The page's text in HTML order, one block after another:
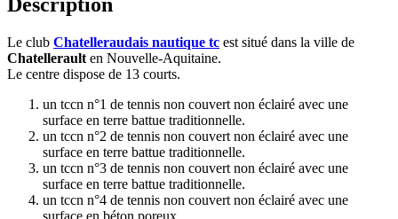
Le club Chatelleraudais nautique tc est situé dans la ville de
Chatellerault en Nouvelle-Aquitaine.
Le centre dispose de 13 courts.
un tccn n°1 de tennis non couvert non éclairé avec une
surface en terre battue traditionnelle.
un tccn n°2 de tennis non couvert non éclairé avec une
surface en terre battue traditionnelle.
un tccn n°3 de tennis non couvert non éclairé avec une
surface en terre battue traditionnelle.
un tccn n°4 de tennis non couvert non éclairé avec une
surface en béton poreux.